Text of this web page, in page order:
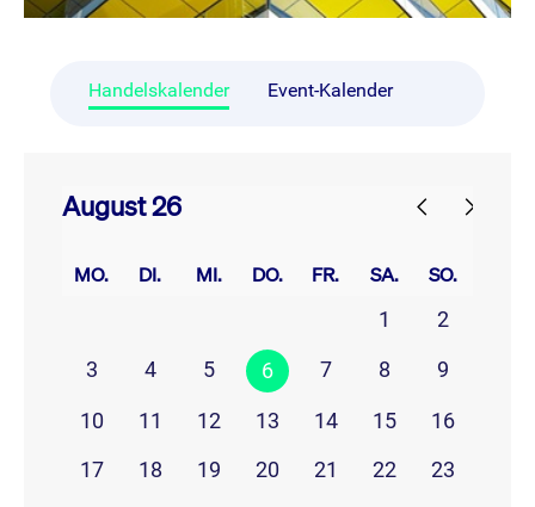
Handelskalender Event-Kalender
August 26
MO. DI. MI. DO. FR. SA. SO.
1
2
3
4 5 6 7 8 9
10 11 12 13 14 15
16
17
18 19 20 21 22
23